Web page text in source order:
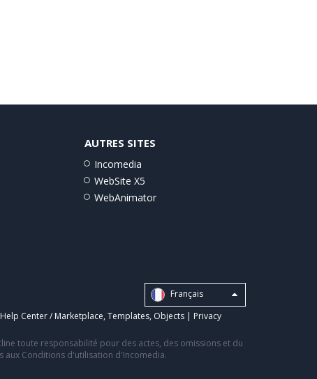
AUTRES SITES
Incomedia
WebSite X5
WebAnimator
Français
Help Center / Marketplace, Templates, Objects | Privacy
toute responsabilité pour des actes, des omissions et du
aux Conditions d'utilisation d'Incomedia.